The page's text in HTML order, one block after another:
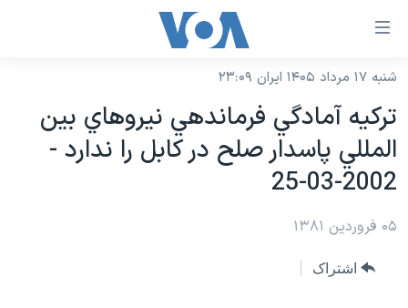
لینکهای
دسترسی
جهش
به
محتوای
اصلی
به
صفحه
نسخه سبک وب‌سایت
موضوع ها
آمریکا
جهان
برنامه های تلویزیونی
جدول برنامه ها
صفحه‌های ویژه
شنبه ۱۷ مرداد ۱۴۰۵ ایران ۲۳:۰۹
ترکيه آمادگي فرماندهي نيروهاي بين
المللي پاسدار صلح در کابل را ندارد -
2002-03-25
۰۵ فروردین ۱۳۸۱
اشتراک